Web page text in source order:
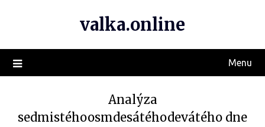
valka.online
Menu
Analýza
sedmistéhoosmdesátéhodevátého dne